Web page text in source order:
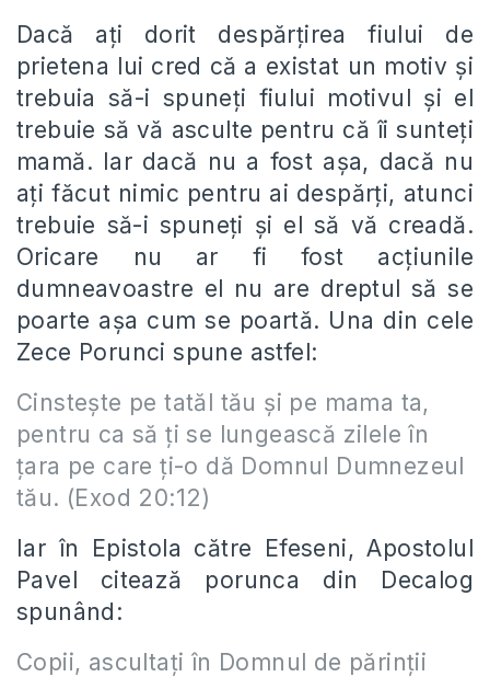
Dacă ați dorit despărțirea fiului de
prietena lui cred că a existat un motiv și
trebuia să-i spuneți fiului motivul și el
trebuie să vă asculte pentru că îi sunteți
mamă. Iar dacă nu a fost așa, dacă nu
ați făcut nimic pentru ai despărți, atunci
trebuie să-i spuneți și el să vă creadă.
Oricare nu ar fi fost acțiunile
dumneavoastre el nu are dreptul să se
poarte așa cum se poartă. Una din cele
Zece Porunci spune astfel:
Cinsteşte pe tatăl tău şi pe mama ta,
pentru ca să ţi se lungească zilele în
ţara pe care ţi-o dă Domnul Dumnezeul
tău. (Exod 20:12)
Iar în Epistola către Efeseni, Apostolul
Pavel citează porunca din Decalog
spunând:
Copii, ascultaţi în Domnul de părinţii